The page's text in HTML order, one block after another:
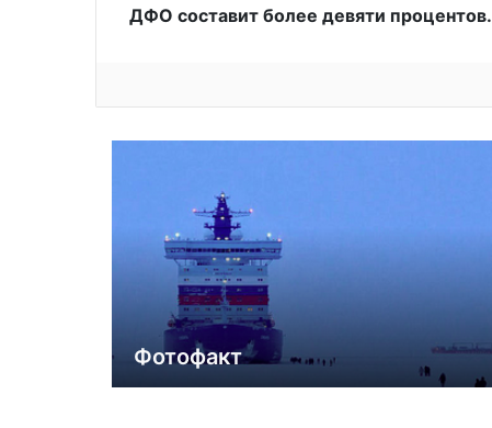
ДФО составит более девяти процентов.
Фотофакт